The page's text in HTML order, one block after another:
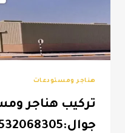
هناجر ومستودعات
تركيب هناجر